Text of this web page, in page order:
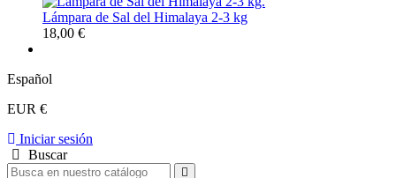
Lámpara de Sal del Himalaya 2-3 kg
18,00 €
Español
EUR €
Iniciar sesión
Buscar